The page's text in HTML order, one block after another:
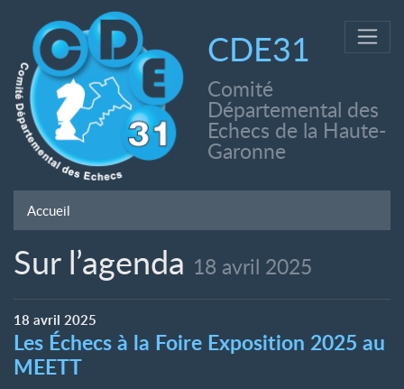
CDE31
Comité
Départemental des
Echecs de la Haute-
Garonne
Accueil
Sur l’agenda 18 avril 2025
18 avril 2025
Les Échecs à la Foire Exposition 2025 au
MEETT